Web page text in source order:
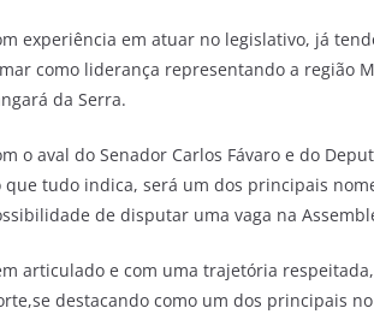
experiência em atuar no legislativo, já
como liderança representando a região
da Serra.
o aval do Senador Carlos Fávaro e do
que tudo indica, será um dos principais
de disputar uma vaga na
articulado e com uma trajetória
destacando como um dos principais